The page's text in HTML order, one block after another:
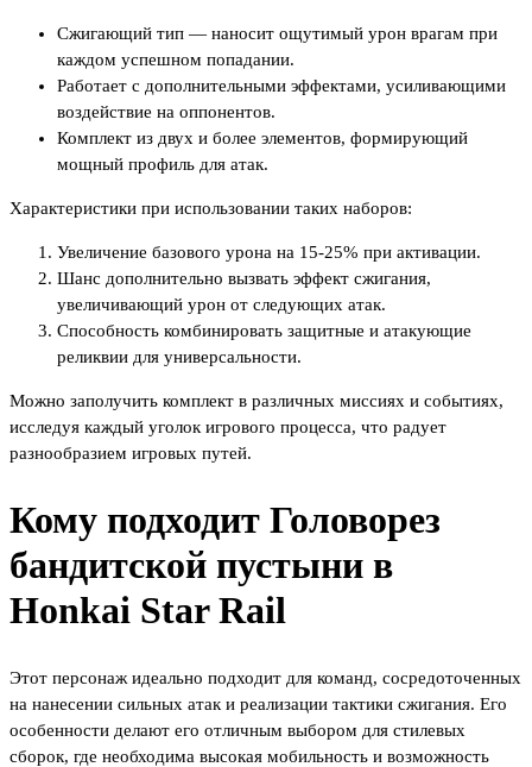
Сжигающий тип — наносит ощутимый урон врагам при
каждом успешном попадании.
Работает с дополнительными эффектами, усиливающими
воздействие на оппонентов.
Комплект из двух и более элементов, формирующий
мощный профиль для атак.
Характеристики при использовании таких наборов:
Увеличение базового урона на 15-25% при активации.
Шанс дополнительно вызвать эффект сжигания,
увеличивающий урон от следующих атак.
Способность комбинировать защитные и атакующие
реликвии для универсальности.
Можно заполучить комплект в различных миссиях и событиях,
исследуя каждый уголок игрового процесса, что радует
разнообразием игровых путей.
Кому подходит Головорез
бандитской пустыни в
Honkai Star Rail
Этот персонаж идеально подходит для команд, сосредоточенных
на нанесении сильных атак и реализации тактики сжигания. Его
особенности делают его отличным выбором для стилевых
сборок, где необходима высокая мобильность и возможность